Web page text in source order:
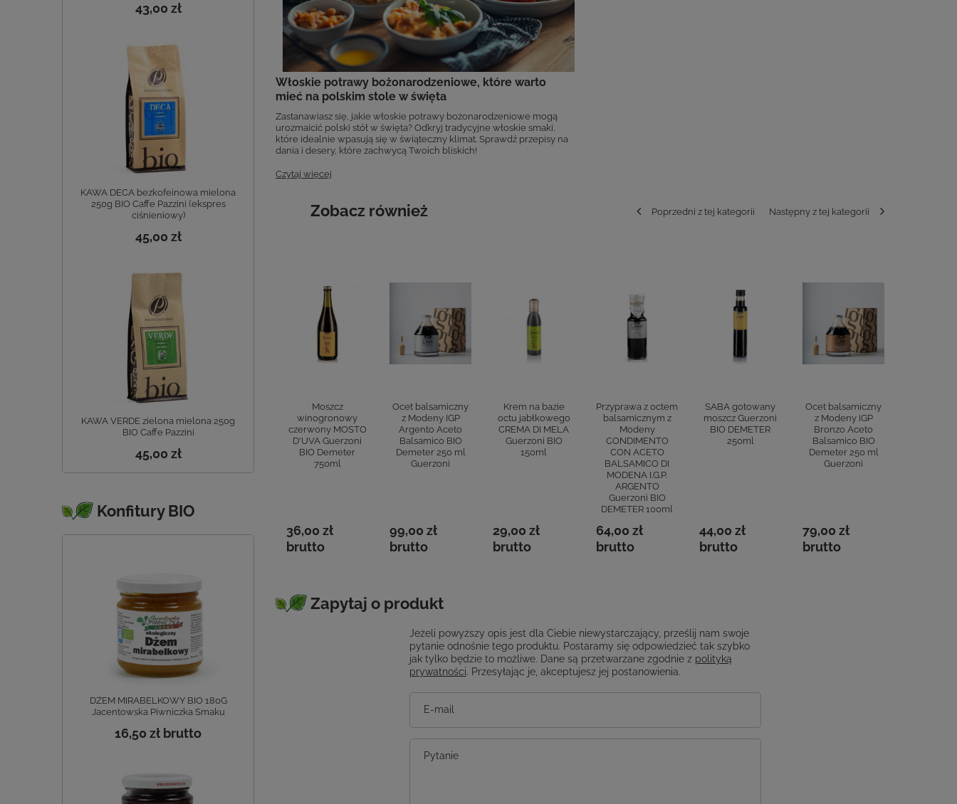
43,00 zł
KAWA DECA bezkofeinowa mielona
250g BIO Caffe Pazzini (ekspres
ciśnieniowy)
45,00 zł
KAWA VERDE zielona mielona 250g
BIO Caffe Pazzini
45,00 zł
Konfitury BIO
DŻEM MIRABELKOWY BIO 180G
Jacentowska Piwniczka Smaku
16,50 zł brutto
Włoskie potrawy bożonarodzeniowe, które warto
mieć na polskim stole w święta
Zastanawiasz się, jakie włoskie potrawy bożonarodzeniowe mogą
urozmaicić polski stół w święta? Odkryj tradycyjne włoskie smaki,
które idealnie wpasują się w świąteczny klimat. Sprawdź przepisy na
dania i desery, które zachwycą Twoich bliskich!
Czytaj więcej
Zobacz również Poprzedni z tej kategorii
Krem z octem
balsamicznym IGP
Crema Con Aceto
DEMETER 150 ml
bazie octu
jabłkowego
Moszcz
winogronowy
czerwony MOSTO
D'UVA Guerzoni
BIO Demeter
750ml
36,00 zł
brutto
Ocet balsamiczny
z Modeny IGP
Argento Aceto
Balsamico BIO
Demeter 250 ml
Guerzoni
99,00 zł
brutto
Krem na bazie
octu jabłkowego
CREMA DI MELA
Guerzoni BIO
150ml
29,00 zł
brutto
Przyprawa z octem
balsamicznym z
Modeny
CONDIMENTO
CON ACETO
BALSAMICO DI
MODENA I.G.P.
ARGENTO
Guerzoni BIO
DEMETER 100ml
64,00 zł
brutto
SABA gotowany
moszcz Guerzoni
BIO DEMETER
250ml
44,00 zł
brutto
Ocet balsamiczny
z Modeny IGP
Bronzo Aceto
Balsamico BIO
Demeter 250 ml
Guerzoni
79,00 zł
brutto
Następny z tej kategorii
Zapytaj o produkt
Jeżeli powyższy opis jest dla Ciebie niewystarczający, prześlij nam swoje
pytanie odnośnie tego produktu. Postaramy się odpowiedzieć tak szybko
jak tylko będzie to możliwe. Dane są przetwarzane zgodnie z polityką
prywatności. Przesyłając je, akceptujesz jej postanowienia.
E-mail
Pytanie